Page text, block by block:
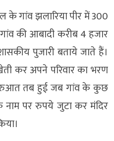
गांव झलारिया पीर में 300
की आबादी करीब 4 हजार
पुजारी बताये जाते हैं।
कर अपने परिवार का भरण
तब हुई जब गांव के कुछ
नाम पर रुपये जुटा कर मंदिर